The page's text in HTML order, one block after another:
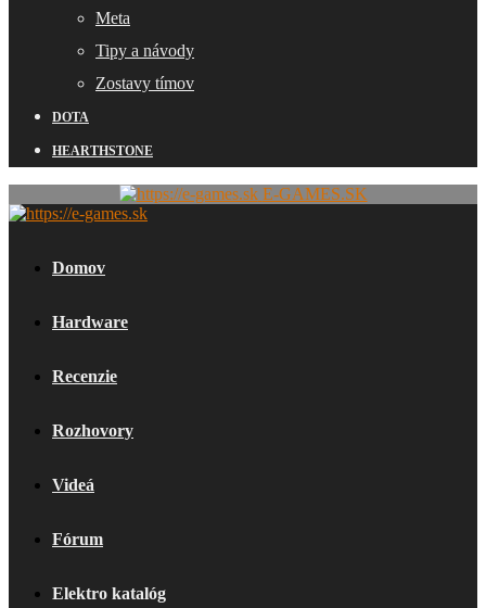
Meta
Tipy a návody
Zostavy tímov
DOTA
HEARTHSTONE
E-GAMES.SK
Domov
Hardware
Recenzie
Rozhovory
Videá
Fórum
Elektro katalóg